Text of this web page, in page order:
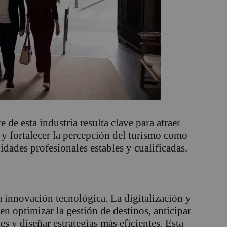
de esta industria resulta clave para atraer
fortalecer la percepción del turismo como
profesionales estables y cualificadas.
innovación tecnológica. La digitalización y
optimizar la gestión de destinos, anticipar
y diseñar estrategias más eficientes. Esta